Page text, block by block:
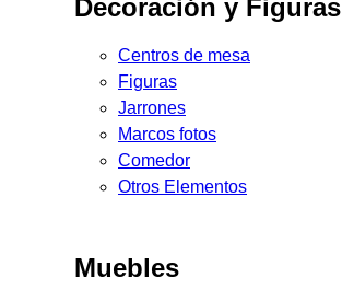
Decoración y Figuras
Centros de mesa
Figuras
Jarrones
Marcos fotos
Comedor
Otros Elementos
Muebles